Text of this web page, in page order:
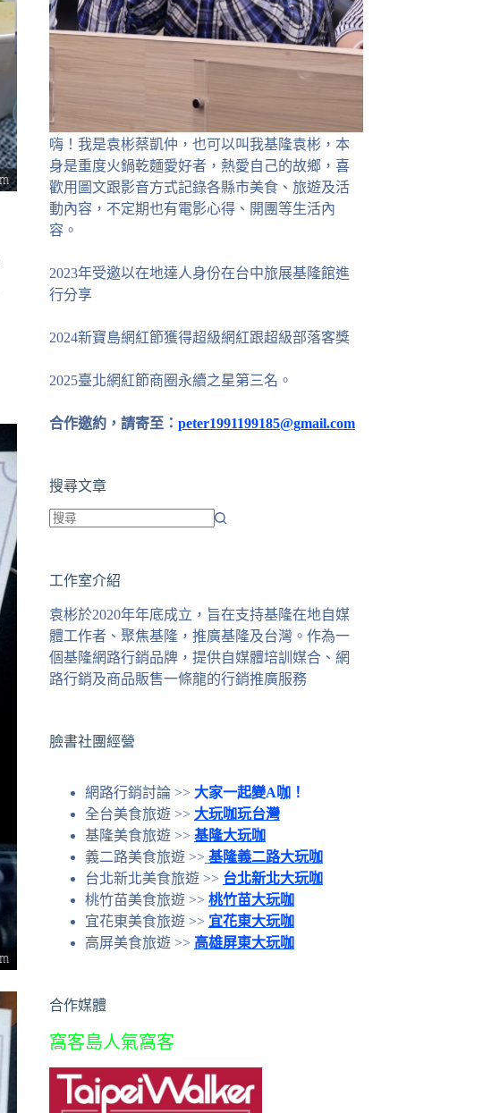
嗨！我是袁彬蔡凱仲，也可以叫我基隆袁彬，本
身是重度火鍋乾麵愛好者，熱愛自己的故鄉，喜
歡用圖文跟影音方式記錄各縣市美食、旅遊及活
動內容，不定期也有電影心得、開團等生活內
容。
2023年受邀以在地達人身份在台中旅展基隆館進
行分享
2024新寶島網紅節獲得超級網紅跟超級部落客獎
2025臺北網紅節商圈永續之星第三名。
合作邀約，請寄至： peter1991199185@gmail.com
搜尋文章
到
合
條
件
的
果
工作室介紹
袁彬於2020年年底成立，旨在支持基隆在地自媒
體工作者、聚焦基隆，推廣基隆及台灣。作為一
個基隆網路行銷品牌，提供自媒體培訓媒合、網
路行銷及商品販售一條龍的行銷推廣服務
臉書社團經營
網路行銷討論 >> 大家一起變A咖！
全台美食旅遊 >> 大玩咖玩台灣
基隆美食旅遊 >> 基隆大玩咖
義二路美食旅遊 >> 基隆義二路大玩咖
台北新北美食旅遊 >> 台北新北大玩咖
桃竹苗美食旅遊 >> 桃竹苗大玩咖
宜花東美食旅遊 >> 宜花東大玩咖
高屏美食旅遊 >> 高雄屏東大玩咖
合作媒體
窩客島人氣窩客